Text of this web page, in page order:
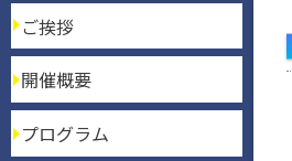
ご挨拶
開催概要
プログラム